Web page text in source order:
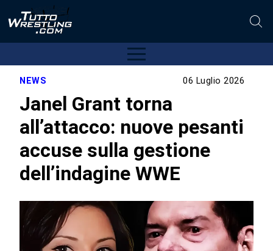
NEWS 06 Luglio 2026
Janel Grant torna
all’attacco: nuove pesanti
accuse sulla gestione
dell’indagine WWE